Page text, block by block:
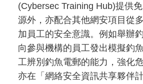
(Cybersec Training Hub)提供
源外，亦配合其他網安項目從
加員工的安全意識。例如舉辦
向參與機構的員工發出模擬釣
工辨別釣魚電郵的能力，強化
亦在「網絡安全資訊共享夥伴